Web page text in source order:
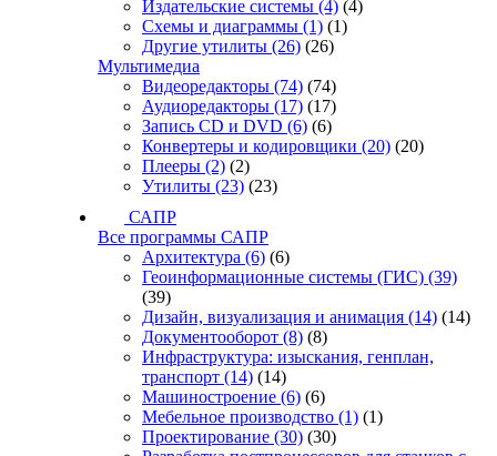
Издательские системы (4) (4)
Схемы и диаграммы (1) (1)
Другие утилиты (26) (26)
Мультимедиа
Видеоредакторы (74) (74)
Аудиоредакторы (17) (17)
Запись CD и DVD (6) (6)
Конвертеры и кодировщики (20) (20)
Плееры (2) (2)
Утилиты (23) (23)
САПР
Все программы САПР
Архитектура (6) (6)
Геоинформационные системы (ГИС) (39)
(39)
Дизайн, визуализация и анимация (14) (14)
Документооборот (8) (8)
Инфраструктура: изыскания, генплан,
транспорт (14) (14)
Машиностроение (6) (6)
Мебельное производство (1) (1)
Проектирование (30) (30)